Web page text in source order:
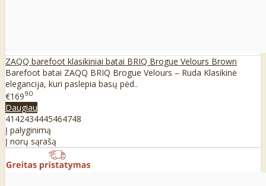
ZAQQ barefoot klasikiniai batai BRIQ Brogue Velours Brown
Barefoot batai ZAQQ BRIQ Brogue Velours – Ruda Klasikinė
elegancija, kuri paslepia basų pėd..
€16990
Daugiau
41 42434445464748
Į palyginimą
Į norų sąrašą